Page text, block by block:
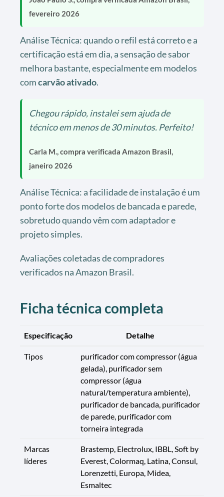
fevereiro 2026
Análise Técnica: quando o refil está correto e a
certificação está em dia, a sensação de sabor
melhora bastante, especialmente em modelos
comcarvão ativado.
Chegou rápido, instalei sem ajuda de
técnico em menos de 30 minutos. Perfeito!
Carla M., compra verificada Amazon Brasil,
janeiro 2026
Análise Técnica: a facilidade de instalação é um
ponto forte dos modelos de bancada e parede,
sobretudo quando vêm com adaptador e
projeto simples.
Avaliações coletadas de compradores
verificados na Amazon Brasil.
Ficha técnica completa
Especificação Detalhe
Tipos
purificador com compressor (água
gelada), purificador sem
compressor (água
natural/temperatura ambiente),
purificador de bancada, purificador
de parede, purificador com
torneira integrada
Marcas
líderes
Brastemp, Electrolux, IBBL, Soft by
Everest, Colormaq, Latina, Consul,
Lorenzetti, Europa, Midea,
Esmaltec